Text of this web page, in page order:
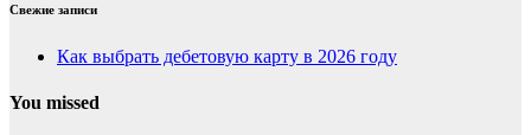
Свежие записи
Как выбрать дебетовую карту в 2026 году
You missed